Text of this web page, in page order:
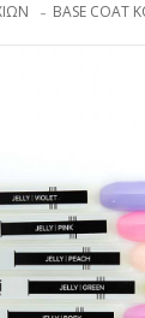
BASE COAT